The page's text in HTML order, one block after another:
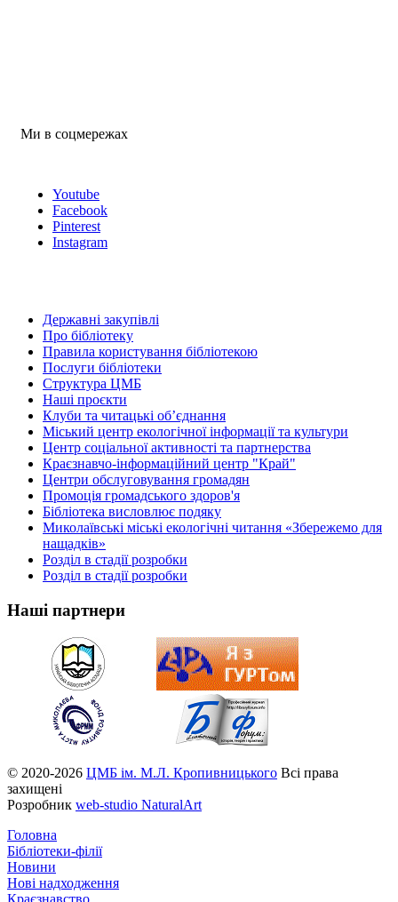
Ми в соцмережах
Youtube
Facebook
Pinterest
Instagram
Державні закупівлі
Про бібліотеку
Правила користування бібліотекою
Послуги бібліотеки
Структура ЦМБ
Наші проєкти
Клуби та читацькі об’єднання
Міський центр екологічної інформації та культури
Центр соціальної активності та партнерства
Краєзнавчо-інформаційний центр "Край"
Центри обслуговування громадян
Промоція громадського здоров'я
Бібліотека висловлює подяку
Миколаївські міські екологічні читання «Збережемо для
нащадків»
Розділ в стадії розробки
Розділ в стадії розробки
Наші партнери
© 2020-2026 ЦМБ ім. М.Л. Кропивницького Всі права
захищені
Розробник web-studio NaturalArt
Головна
Бібліотеки-філії
Новини
Нові надходження
Краєзнавство